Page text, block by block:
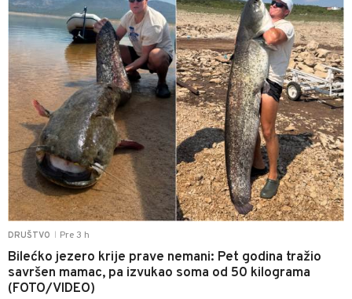
DRUŠTVO Pre 3 h
Bilećko jezero krije prave nemani: Pet godina tražio
savršen mamac, pa izvukao soma od 50 kilograma
(FOTO/VIDEO)